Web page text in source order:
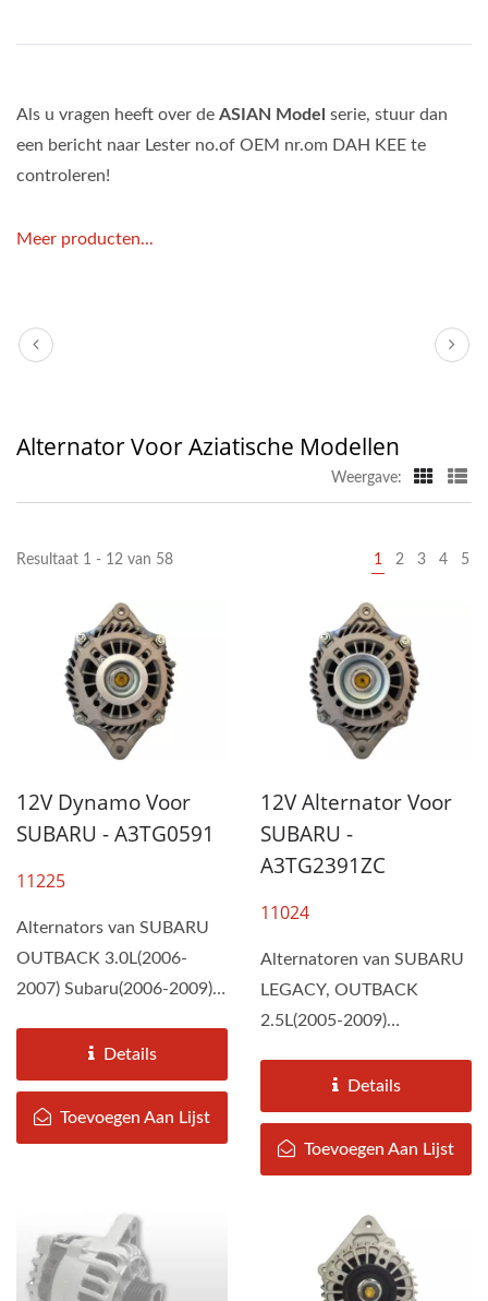
Als u vragen heeft over de ASIAN Model serie, stuur dan
een bericht naar Lester no.of OEM nr.om DAH KEE te
controleren!
Meer producten...
Alternator Voor Aziatische Modellen
Weergave:
Resultaat 1 - 12 van 58 1 2 3 4 5
12V Dynamo Voor
SUBARU - A3TG0591
11225
Alternators van SUBARU
OUTBACK 3.0L(2006-
2007) Subaru(2006-2009)
Details
Toevoegen Aan Lijst
12V Alternator Voor
SUBARU -
A3TG2391ZC
11024
Alternatoren van SUBARU
LEGACY, OUTBACK
2.5L(2005-2009)
Subaru-Europa(2003-
2009)...
Details
Toevoegen Aan Lijst